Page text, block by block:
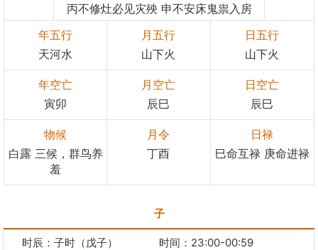
丙不修灶必见灾殃 申不安床鬼祟入房
年五行
天河水
月五行
山下火
日五行
山下火
年空亡
寅卯
月空亡
辰巳
日空亡
辰巳
物候
白露 三候，群鸟养
羞
月令
丁酉
日禄
巳命互禄 庚命进禄
子
时辰：子时（戊子）
时间：23:00-00:59